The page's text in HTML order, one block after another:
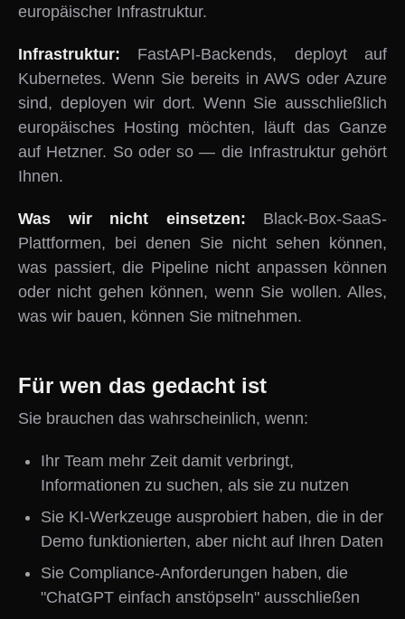
europäischer Infrastruktur.
Infrastruktur: FastAPI-Backends, deployt auf
Kubernetes. Wenn Sie bereits in AWS oder Azure
sind, deployen wir dort. Wenn Sie ausschließlich
europäisches Hosting möchten, läuft das Ganze
auf Hetzner. So oder so — die Infrastruktur gehört
Ihnen.
Was wir nicht einsetzen: Black-Box-SaaS-
Plattformen, bei denen Sie nicht sehen können,
was passiert, die Pipeline nicht anpassen können
oder nicht gehen können, wenn Sie wollen. Alles,
was wir bauen, können Sie mitnehmen.
Für wen das gedacht ist
Sie brauchen das wahrscheinlich, wenn:
Ihr Team mehr Zeit damit verbringt,
Informationen zu suchen, als sie zu nutzen
Sie KI-Werkzeuge ausprobiert haben, die in der
Demo funktionierten, aber nicht auf Ihren Daten
Sie Compliance-Anforderungen haben, die
"ChatGPT einfach anstöpseln" ausschließen